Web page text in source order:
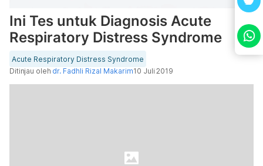
Ini Tes untuk Diagnosis Acute
Respiratory Distress Syndrome
Acute Respiratory Distress Syndrome
Ditinjau oleh dr. Fadhli Rizal Makarim10 Juli 2019